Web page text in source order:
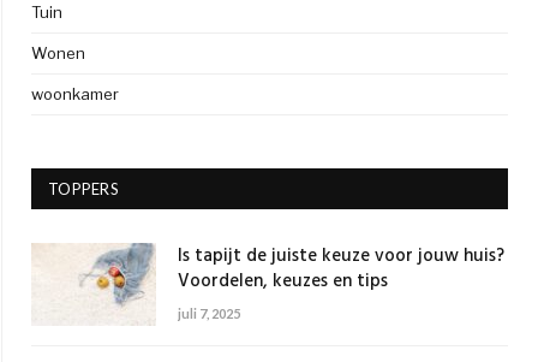
Tuin
Wonen
woonkamer
TOPPERS
Is tapijt de juiste keuze voor jouw huis?
Voordelen, keuzes en tips
juli 7, 2025